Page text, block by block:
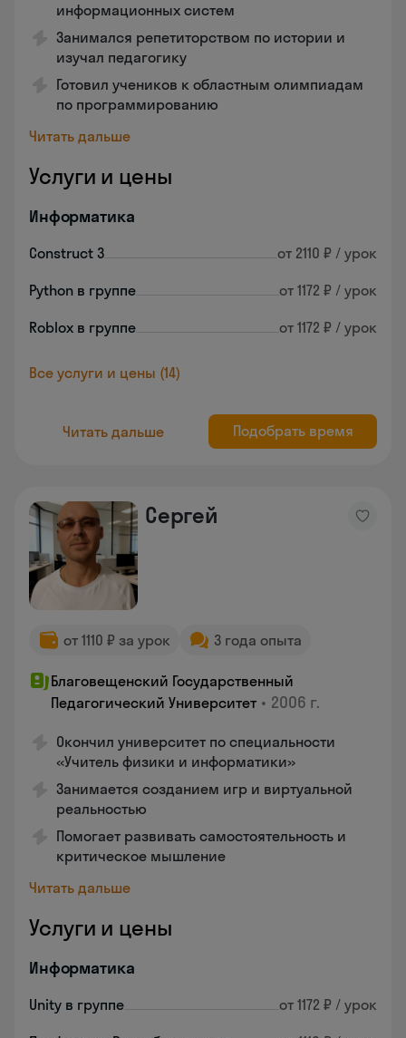
информационных систем
Занимался репетиторством по истории и
изучал педагогику
Готовил учеников к областным олимпиадам
по программированию
Читать дальше
Услуги и цены
Информатика
Construct 3 от 2110 ₽ / урок
Python в группе от 1172 ₽ / урок
Roblox в группе от 1172 ₽ / урок
Все услуги и цены (14)
Читать дальше Подобрать время
Сергей
от 1110 ₽ за урок 3 года опыта
Благовещенский Государственный
Педагогический Университет • 2006 г.
Окончил университет по специальности
«Учитель физики и информатики»
Занимается созданием игр и виртуальной
реальностью
Помогает развивать самостоятельность и
критическое мышление
Читать дальше
Услуги и цены
Информатика
Unity в группе от 1172 ₽ / урок